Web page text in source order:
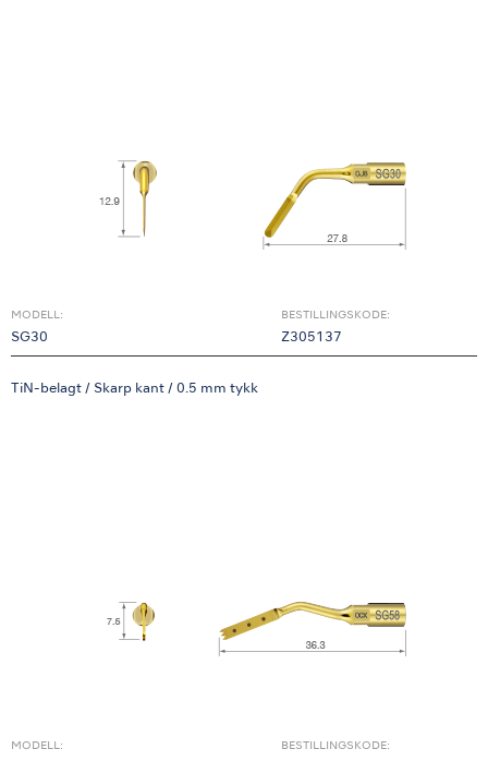
MODELL:
SG30
BESTILLINGSKODE:
Z305137
TiN-belagt / Skarp kant / 0.5 mm tykk
MODELL: BESTILLINGSKODE: